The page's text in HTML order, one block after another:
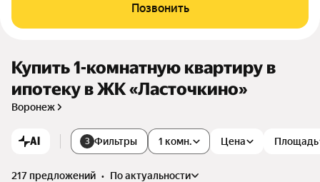
Позвонить
Купить 1-комнатную квартиру в
ипотеку в ЖК «Ласточкино»
Воронеж
AI 3 Фильтры 1 комн. Цена Площадь
217 предложений •
по актуальности